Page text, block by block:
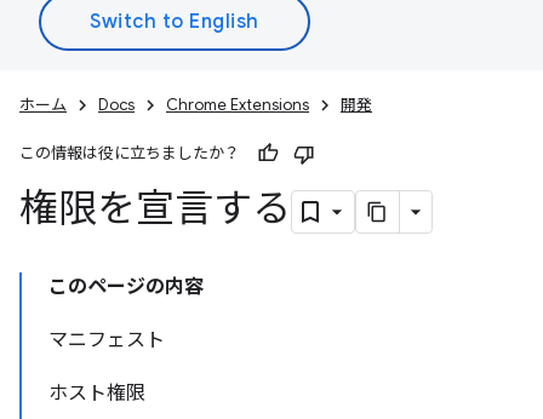
ホーム Docs Chrome Extensions 開発
この情報は役に立ちましたか？
権限を宣言する
このページの内容
マニフェスト
ホスト権限